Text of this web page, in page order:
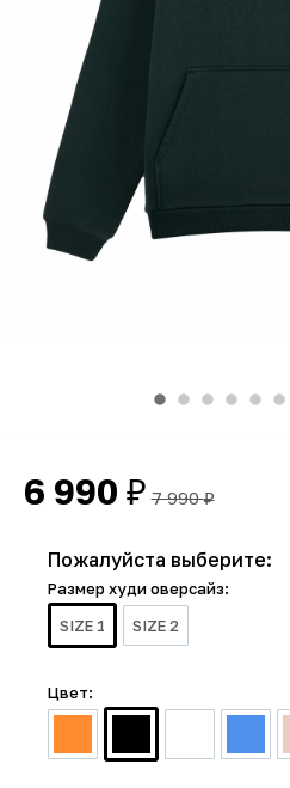
6 990 ₽ 7 990₽
Пожалуйста выберите:
Размер худи оверсайз:
SIZE 1
SIZE 2
Цвет: